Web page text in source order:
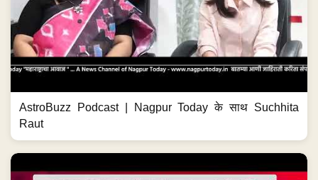
AstroBuzz Podcast | Nagpur Today के साथ Suchhita
Raut